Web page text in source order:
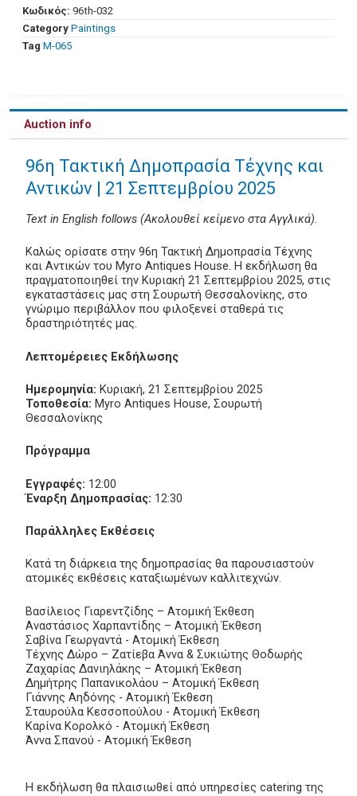
Κωδικός: 96th-032
Category Paintings
Tag Μ-065
Auction info
96η Τακτική Δημοπρασία Τέχνης και
Αντικών | 21 Σεπτεμβρίου 2025
Text in English follows (Ακολουθεί κείμενο στα Αγγλικά).
Καλώς ορίσατε στην 96η Τακτική Δημοπρασία Τέχνης
και Αντικών του Myro Antiques House. Η εκδήλωση θα
πραγματοποιηθεί την Κυριακή 21 Σεπτεμβρίου 2025, στις
εγκαταστάσεις μας στη Σουρωτή Θεσσαλονίκης, στο
γνώριμο περιβάλλον που φιλοξενεί σταθερά τις
δραστηριότητές μας.
Λεπτομέρειες Εκδήλωσης
Ημερομηνία: Κυριακή, 21 Σεπτεμβρίου 2025
Τοποθεσία: Myro Antiques House, Σουρωτή
Θεσσαλονίκης
Πρόγραμμα
Εγγραφές: 12:00
Έναρξη Δημοπρασίας: 12:30
Παράλληλες Εκθέσεις
Κατά τη διάρκεια της δημοπρασίας θα παρουσιαστούν
ατομικές εκθέσεις καταξιωμένων καλλιτεχνών.
Βασίλειος Γιαρεντζίδης – Ατομική Έκθεση
Αναστάσιος Χαρπαντίδης – Ατομική Έκθεση
Σαβίνα Γεωργαντά - Ατομική Έκθεση
Τέχνης Δώρο – Ζατίεβα Άννα & Συκιώτης Θοδωρής
Ζαχαρίας Δανιηλάκης – Ατομική Έκθεση
Δημήτρης Παπανικολάου – Ατομική Έκθεση
Γιάννης Αηδόνης - Ατομική Έκθεση
Σταυρούλα Κεσσοπούλου - Ατομική Έκθεση
Καρίνα Κορολκό - Ατομική Έκθεση
Άννα Σπανού - Ατομική Έκθεση
Η εκδήλωση θα πλαισιωθεί από υπηρεσίες catering της